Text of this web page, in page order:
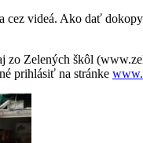
cez videá. Ako dať
zo Zelených škôl
prihlásiť na stránke